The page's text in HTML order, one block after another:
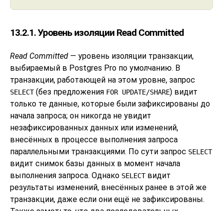
13.2.1. Уровень изоляции Read Committed
Read Committed — уровень изоляции транзакции,
выбираемый в Postgres Pro по умолчанию. В
транзакции, работающей на этом уровне, запрос
SELECT(без предложения FOR UPDATE/SHARE) видит
только те данные, которые были зафиксированы до
начала запроса; он никогда не увидит
незафиксированных данных или изменений,
внесённых в процессе выполнения запроса
параллельными транзакциями. По сути запрос SELECT
видит снимок базы данных в момент начала
выполнения запроса. Однако SELECTвидит
результаты изменений, внесённых ранее в этой же
транзакции, даже если они ещё не зафиксированы.